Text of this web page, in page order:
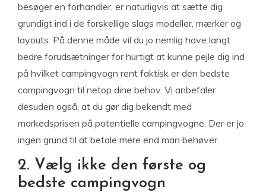
besøger en forhandler, er naturligvis at sætte dig
grundigt ind i de forskellige slags modeller, mærker og
layouts. På denne måde vil du jo nemlig have langt
bedre forudsætninger for hurtigt at kunne pejle dig ind
på hvilket campingvogn rent faktisk er den bedste
campingvogn til netop dine behov. Vi anbefaler
desuden også, at du gør dig bekendt med
markedsprisen på potentielle campingvogne. Der er jo
ingen grund til at betale mere end man behøver.
2. Vælg ikke den første og
bedste campingvogn